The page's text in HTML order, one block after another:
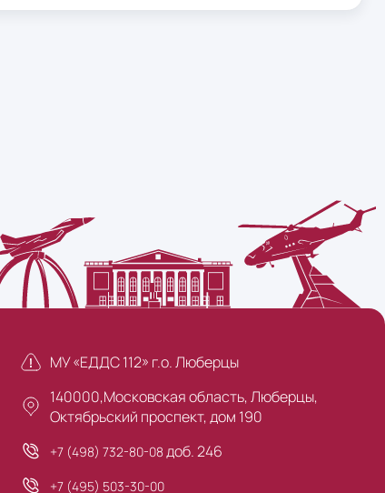
МУ «ЕДДС 112» г.о. Люберцы
140000,Московская область, Люберцы,
Октябрьский проспект, дом 190
+7 (498) 732-80-08 доб. 246
+7 (495) 503-30-00